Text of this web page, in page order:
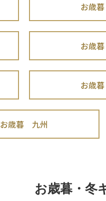
お歳
お歳
お歳
お歳暮 九州
お歳暮・冬